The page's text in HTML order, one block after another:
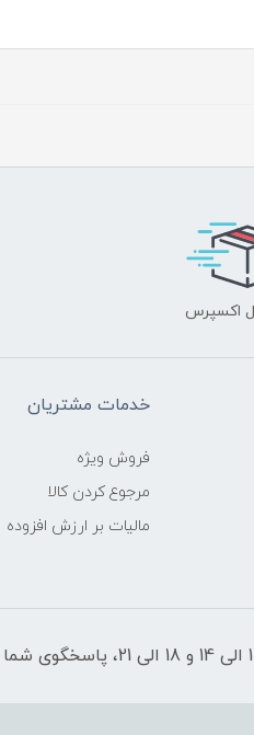
اکسپرس
خدمات مشتریان
فروش ویژه
مرجوع کردن کالا
مالیات بر ارزش افزوده